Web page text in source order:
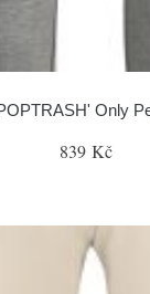
Only
839 Kč